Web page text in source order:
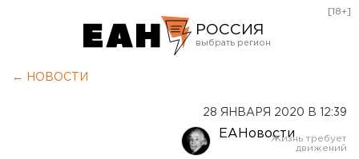
РОССИЯ
Оренбург
[18+]
← НОВОСТИ
28 ЯНВАРЯ 2020 В 12:39
ЕАНовости